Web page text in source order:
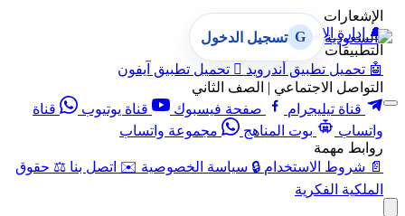
الإشعارات
🔔 إدارة الإشعارات
التطبيقات
🤖 تحميل تطبيق أندرويد  تحميل تطبيق آيفون
التواصل الاجتماعي | الصف الثاني
قناة تيليجرام
صفحة فيسبوك قناة يوتيوب
قناة
واتساب
بوت المناهج
مجموعة واتساب
روابط مهمة
📄 شروط الاستخدام 🔒 سياسة الخصوصية ✉️ اتصل بنا ⚖️ حقوق
الملكية الفكرية
G تسجيل الدخول